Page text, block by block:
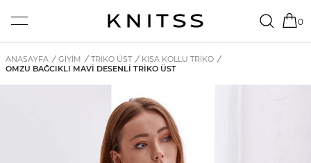
0
ANASAYFA / GİYİM / TRIKO ÜST / KISA KOLLU TRIKO /
OMZU BAĞCIKLI MAVI DESENLI TRIKO ÜST